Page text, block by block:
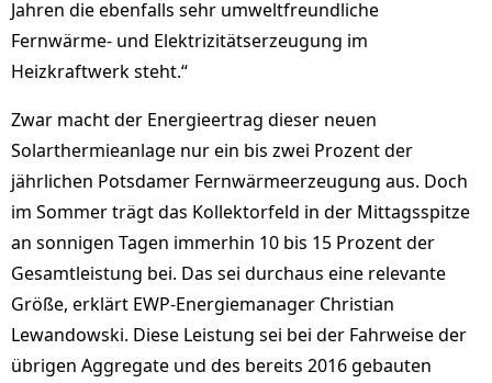
Jahren die ebenfalls sehr umweltfreundliche
Fernwärme- und Elektrizitätserzeugung im
Heizkraftwerk steht.“
Zwar macht der Energieertrag dieser neuen
Solarthermieanlage nur ein bis zwei Prozent der
jährlichen Potsdamer Fernwärmeerzeugung aus. Doch
im Sommer trägt das Kollektorfeld in der Mittagsspitze
an sonnigen Tagen immerhin 10 bis 15 Prozent der
Gesamtleistung bei. Das sei durchaus eine relevante
Größe, erklärt EWP-Energiemanager Christian
Lewandowski. Diese Leistung sei bei der Fahrweise der
übrigen Aggregate und des bereits 2016 gebauten